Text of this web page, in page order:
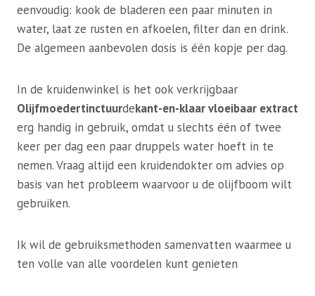
eenvoudig: kook de bladeren een paar minuten in
water, laat ze rusten en afkoelen, filter dan en drink.
De algemeen aanbevolen dosis is één kopje per dag.
In de kruidenwinkel is het ook verkrijgbaar
Olijfmoedertinctuurdekant-en-klaar vloeibaar extract
erg handig in gebruik, omdat u slechts één of twee
keer per dag een paar druppels water hoeft in te
nemen. Vraag altijd een kruidendokter om advies op
basis van het probleem waarvoor u de olijfboom wilt
gebruiken.
Ik wil de gebruiksmethoden samenvatten waarmee u
ten volle van alle voordelen kunt genieten